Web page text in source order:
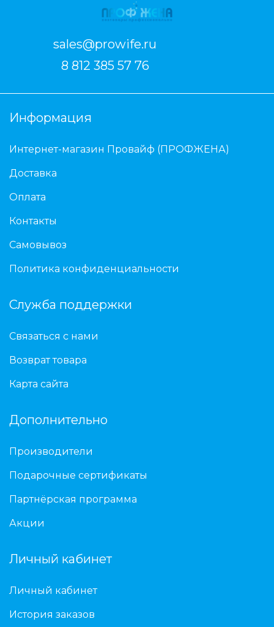
sales@prowife.ru
8 812 385 57 76
Информация
Интернет-магазин Провайф (ПРОФЖЕНА)
Доставка
Оплата
Контакты
Самовывоз
Политика конфиденциальности
Служба поддержки
Связаться с нами
Возврат товара
Карта сайта
Дополнительно
Производители
Подарочные сертификаты
Партнёрская программа
Акции
Личный кабинет
Личный кабинет
История заказов